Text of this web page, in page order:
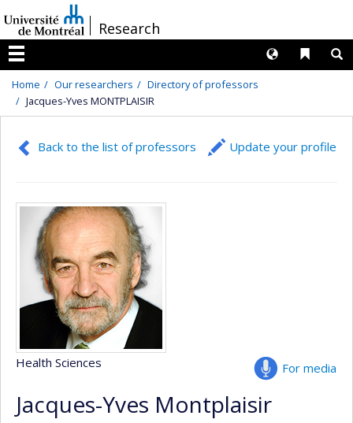
au
contenu
/Research
Menu
Liens
Langues
Home Our researchers
Directory of professors
Jacques-Yves MONTPLAISIR
Back to the list of professors Update your profile
For media
Health Sciences
Jacques-Yves Montplaisir